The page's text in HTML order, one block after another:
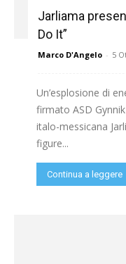
Jarliama
Do It”
Marco D'Angelo - 5
Un’esplosione di
firmato ASD
italo-messicana
figure...
Continua a leggere